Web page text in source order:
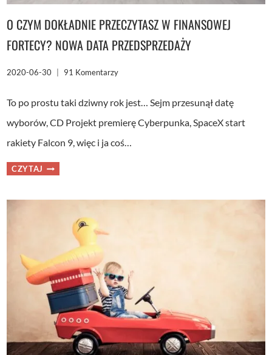
O CZYM DOKŁADNIE PRZECZYTASZ W FINANSOWEJ
FORTECY? NOWA DATA PRZEDSPRZEDAŻY
2020-06-30 91 Komentarzy
To po prostu taki dziwny rok jest… Sejm przesunął datę
wyborów, CD Projekt premierę Cyberpunka, SpaceX start
rakiety Falcon 9, więc i ja coś…
CZYTAJ O
CZYM
FINANSOWEJ
PRZEDSPRZEDAŻY